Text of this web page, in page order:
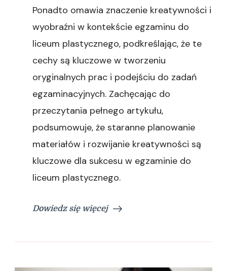
Ponadto omawia znaczenie kreatywności i
wyobraźni w kontekście egzaminu do
liceum plastycznego, podkreślając, że te
cechy są kluczowe w tworzeniu
oryginalnych prac i podejściu do zadań
egzaminacyjnych. Zachęcając do
przeczytania pełnego artykułu,
podsumowuje, że staranne planowanie
materiałów i rozwijanie kreatywności są
kluczowe dla sukcesu w egzaminie do
liceum plastycznego.
Dowiedz się więcej